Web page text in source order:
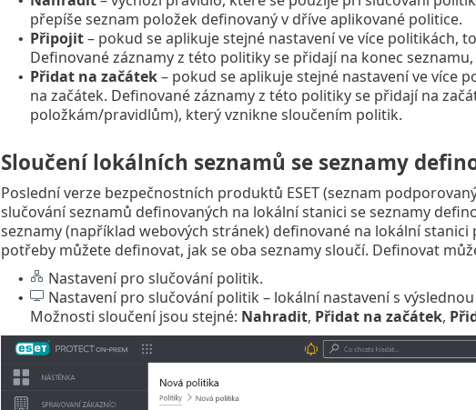
přepíše seznam položek definovaný v dříve aplikované politice.
• Připojit– pokud se aplikuje stejné nastavení ve více politikách,
Definované záznamy z této politiky se přidají na konec
• Přidat na začátek– pokud se aplikuje stejné nastavení ve více
na začátek. Definované záznamy z této politiky se přidají na
položkám/pravidlům), který vznikne sloučením politik.
Sloučení lokálních seznamů se seznamy
Poslední verze bezpečnostních produktů ESET (seznam
slučování seznamů definovaných na lokální stanici se seznamy
seznamy (například webových stránek) definované na lokální
potřeby můžete definovat, jak se oba seznamy sloučí. Definovat
• Nastavení pro slučování politik.
•
Nastavení pro slučování politik – lokální nastavení s
Možnosti sloučení jsou stejné: Nahradit, Přidat na začátek,